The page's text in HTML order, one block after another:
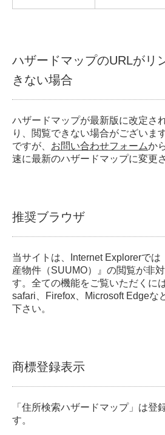
ハザードマップのURLがリ
きない場合
ハザードマップが最新版に改定さ
り、閲覧できない場合がございま
ですが、 お問い合わせフォームか
速に最新のハザードマップに変更
推奨ブラウザ
当サイトは、Internet Explorerでは
産物件（SUUMO）』の閲覧が非
す。全ての機能をご覧いただくに
safari、Firefox、Microsoft Edgeな
下さい。
商標登録表示
「住所検索ハザードマップ」は登
す。